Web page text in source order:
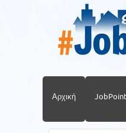
Αρχική